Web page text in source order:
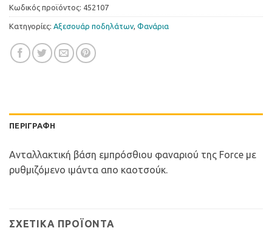
Κωδικός προϊόντος: 452107
Κατηγορίες: Αξεσουάρ ποδηλάτων, Φανάρια
ΠΕΡΙΓΡΑΦΉ
Ανταλλακτική βάση εμπρόσθιου φαναριού της Force με
ρυθμιζόμενο ιμάντα απο καοτσούκ.
ΣΧΕΤΙΚΆ ΠΡΟΪΌΝΤΑ